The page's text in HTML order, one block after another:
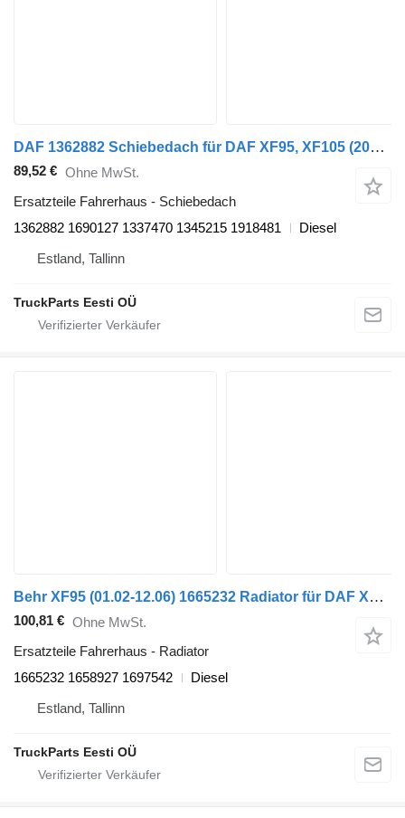
DAF 1362882 Schiebedach für DAF XF95, XF105 (2001-2014) Sattelzugmaschine
89,52 € Ohne MwSt.
Ersatzteile Fahrerhaus - Schiebedach
1362882 1690127 1337470 1345215 1918481
Diesel
Estland, Tallinn
TruckParts Eesti OÜ
Behr XF95 (01.02-12.06) 1665232 Radiator für DAF XF95, XF105 (2001-2014) Sattelzugmaschine
100,81 € Ohne MwSt.
Ersatzteile Fahrerhaus - Radiator
1665232 1658927 1697542
Diesel
Estland, Tallinn
TruckParts Eesti OÜ